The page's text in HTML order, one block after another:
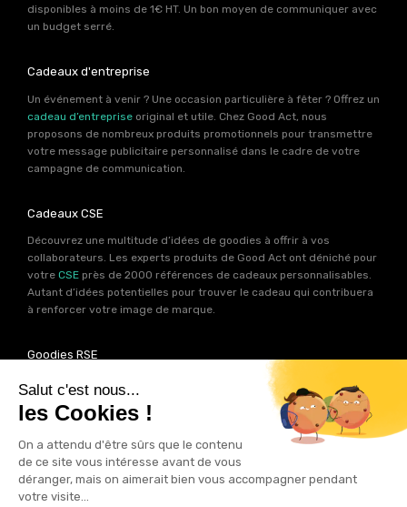
disponibles à moins de 1€ HT. Un bon moyen de communiquer avec
un budget serré.
Cadeaux d'entreprise
Un événement à venir ? Une occasion particulière à fêter ? Offrez un
cadeau d’entreprise original et utile. Chez Good Act, nous
proposons de nombreux produits promotionnels pour transmettre
votre message publicitaire personnalisé dans le cadre de votre
campagne de communication.
Cadeaux CSE
Découvrez une multitude d’idées de goodies à offrir à vos
collaborateurs. Les experts produits de Good Act ont déniché pour
votre CSE près de 2000 références de cadeaux personnalisables.
Autant d’idées potentielles pour trouver le cadeau qui contribuera
à renforcer votre image de marque.
Goodies RSE
Vous souhaitez communiquer en accord avec vos valeurs ? Ca
tombe bien ! Un grand nombre de produits présents sur Good Act
sont fabriqués en France et en Europe.
Notre sélection RSEvous
permet de trouver un goodies parfait pour votre campagne de
communication. Des produits fabriqués avec amour dans de
bonnes conditions et un impact limité sur la planête.